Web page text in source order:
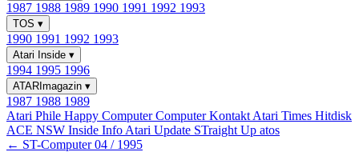
1987 1988 1989 1990 1991 1992 1993
TOS ▾
1990 1991 1992 1993
Atari Inside ▾
1994 1995 1996
ATARImagazin ▾
1987 1988 1989
Atari Phile Happy ComputerComputer Kontakt Atari Times Hitdisk
ACE NSW Inside Info Atari Update STraight Up atos
← ST-Computer 04 / 1995